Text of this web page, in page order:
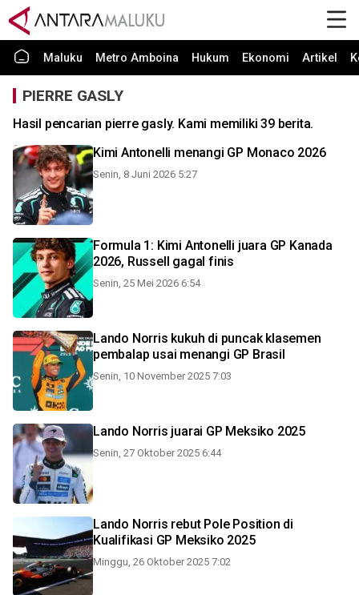
Maluku Metro Amboina Hukum Ekonomi Artikel
PIERRE GASLY
Hasil pencarian pierre gasly. Kami memiliki 39 berita.
Kimi Antonelli menangi GP Monaco 2026
Senin, 8 Juni 2026 5:27
Formula 1: Kimi Antonelli juara GP Kanada
2026, Russell gagal finis
Senin, 25 Mei 2026 6:54
Lando Norris kukuh di puncak klasemen
pembalap usai menangi GP Brasil
Senin, 10 November 2025 7:03
Lando Norris juarai GP Meksiko 2025
Senin, 27 Oktober 2025 6:44
Lando Norris rebut Pole Position di
Kualifikasi GP Meksiko 2025
Minggu, 26 Oktober 2025 7:02